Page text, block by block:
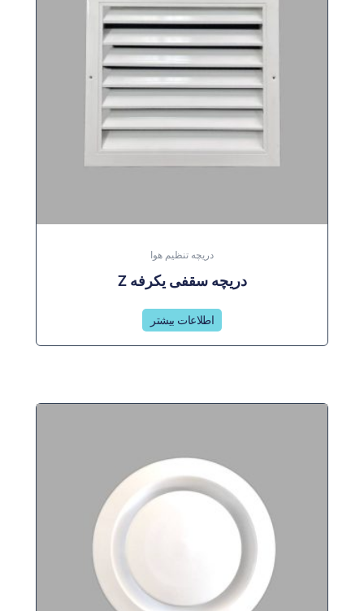
دریچه تنظیم هوا
دریچه سقفی یکرفه Z
اطلاعات بیشتر